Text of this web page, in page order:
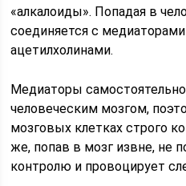
«алкалоиды». Попадая в
соединяется с
ацетилхолинами.
Медиаторы
человеческим мозгом,
мозговых клетках строго
же, попав в мозг извне, не
контролю и провоцирует